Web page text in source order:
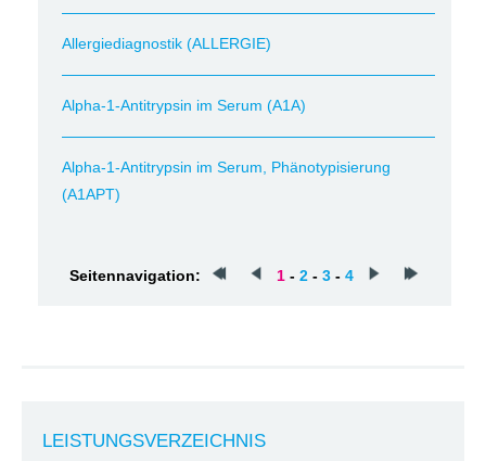
Allergiediagnostik (ALLERGIE)
Alpha-1-Antitrypsin im Serum (A1A)
Alpha-1-Antitrypsin im Serum, Phänotypisierung
(A1APT)
Seitennavigation: 1 - 2 - 3 - 4
LEISTUNGSVERZEICHNIS